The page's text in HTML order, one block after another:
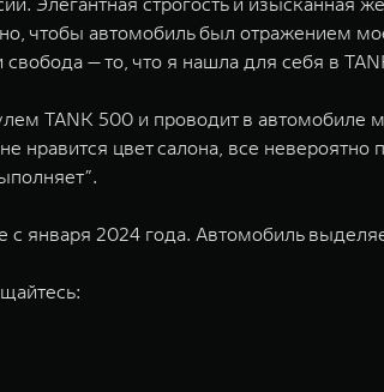
чтобы автомобиль был отражением
— то, что я нашла для себя в
TANK 500 и проводит в
цвет салона, все невероятно
января 2024 года. Автомобиль